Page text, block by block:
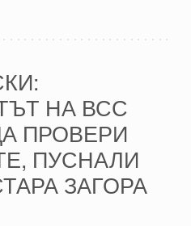
НА ВСС
ПРОВЕРИ
ПУСНАЛИ
ЗАГОРА